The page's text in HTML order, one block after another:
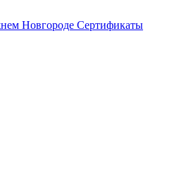
Новгороде Сертификаты